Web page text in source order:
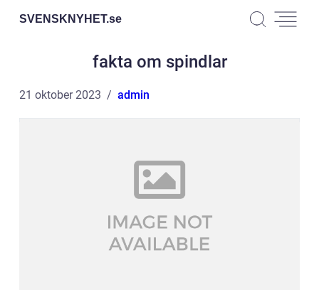
SVENSKNYHET.se
fakta om spindlar
21 oktober 2023 admin